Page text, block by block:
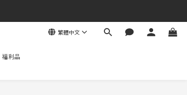
繁體中文
福利品